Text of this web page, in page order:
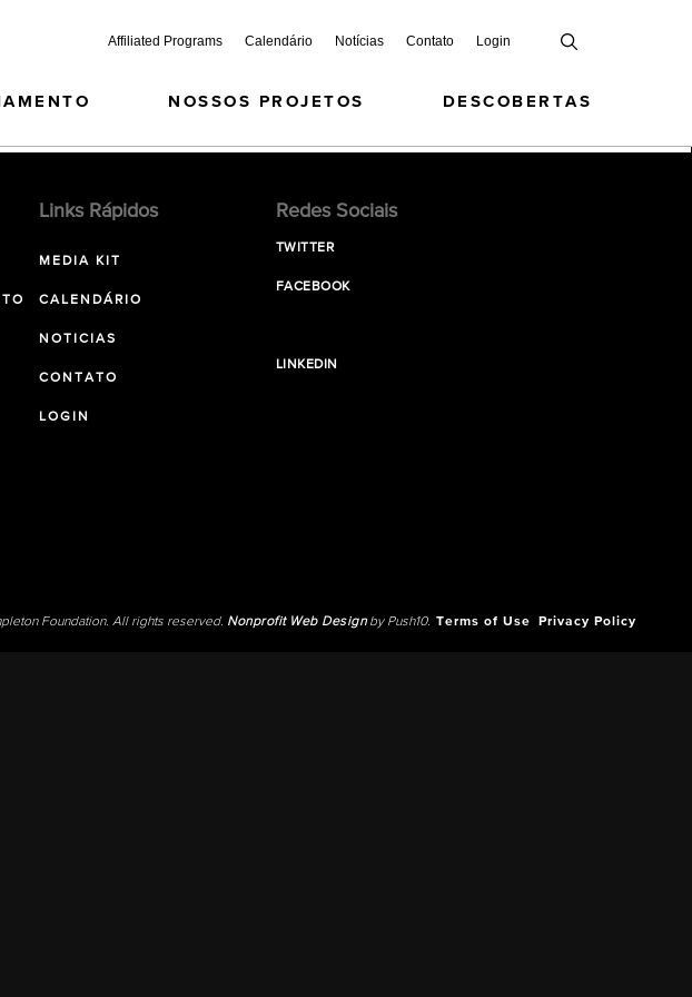
Affiliated Programs Calendário Notícias Contato Login
NOSSOS PROJETOS DESCOBERTAS
Links Rápidos
MEDIA KIT
CALENDÁRIO
NOTICIAS
CONTATO
LOGIN
Redes Sociais
TWITTER
FACEBOOK
LINKEDIN
Foundation. All rights reserved. Nonprofit Web Designby Push10. Terms of Use Privacy Policy